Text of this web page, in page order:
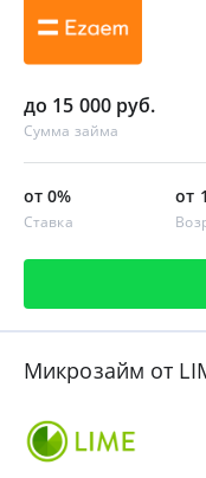
до 15 000 руб.
Сумма займа
от 0%
Ставка
от
Микрозайм от